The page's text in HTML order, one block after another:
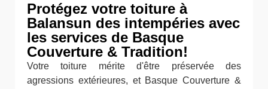
Protégez votre toiture à
Balansun des intempéries avec
les services de Basque
Couverture & Tradition!
Votre toiture mérite d'être préservée des
agressions extérieures, et Basque Couverture &